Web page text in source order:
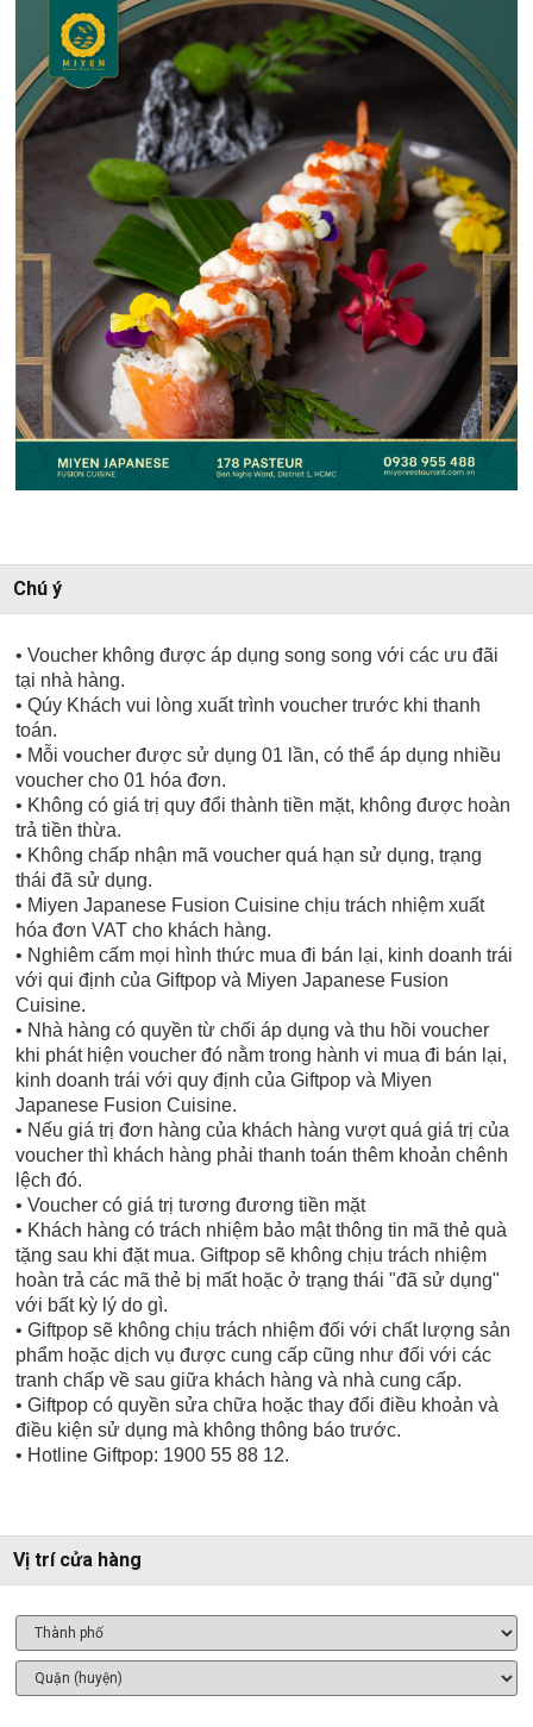
Chú ý
• Voucher không được áp dụng song song với các ưu đãi
tại nhà hàng.
• Qúy Khách vui lòng xuất trình voucher trước khi thanh
toán.
• Mỗi voucher được sử dụng 01 lần, có thể áp dụng nhiều
voucher cho 01 hóa đơn.
• Không có giá trị quy đổi thành tiền mặt, không được hoàn
trả tiền thừa.
• Không chấp nhận mã voucher quá hạn sử dụng, trạng
thái đã sử dụng.
• Miyen Japanese Fusion Cuisine chịu trách nhiệm xuất
hóa đơn VAT cho khách hàng.
• Nghiêm cấm mọi hình thức mua đi bán lại, kinh doanh trái
với qui định của Giftpop và Miyen Japanese Fusion
Cuisine.
• Nhà hàng có quyền từ chối áp dụng và thu hồi voucher
khi phát hiện voucher đó nằm trong hành vi mua đi bán lại,
kinh doanh trái với quy định của Giftpop và Miyen
Japanese Fusion Cuisine.
• Nếu giá trị đơn hàng của khách hàng vượt quá giá trị của
voucher thì khách hàng phải thanh toán thêm khoản chênh
lệch đó.
• Voucher có giá trị tương đương tiền mặt
• Khách hàng có trách nhiệm bảo mật thông tin mã thẻ quà
tặng sau khi đặt mua. Giftpop sẽ không chịu trách nhiệm
hoàn trả các mã thẻ bị mất hoặc ở trạng thái "đã sử dụng"
với bất kỳ lý do gì.
• Giftpop sẽ không chịu trách nhiệm đối với chất lượng sản
phẩm hoặc dịch vụ được cung cấp cũng như đối với các
tranh chấp về sau giữa khách hàng và nhà cung cấp.
• Giftpop có quyền sửa chữa hoặc thay đổi điều khoản và
điều kiện sử dụng mà không thông báo trước.
• Hotline Giftpop: 1900 55 88 12.
Vị trí cửa hàng